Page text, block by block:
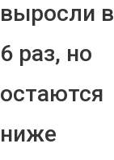
выросли в
6 раз, но
остаются
ниже